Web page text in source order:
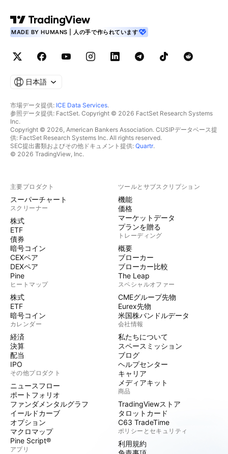
MADE BY HUMANS | 人の手で作られています
日本語
市場データ提供: ICE Data Services.
参照データ提供: FactSet. Copyright © 2026 FactSet Research Systems
Inc.
Copyright © 2026, American Bankers Association. CUSIPデータベース提
供: FactSet Research Systems Inc. All rights reserved.
SEC提出書類およびその他ドキュメント提供: Quartr.
© 2026 TradingView, Inc.
主要プロダクト
スーパーチャート
スクリーナー
株式
ETF
債券
暗号コイン
CEXペア
DEXペア
Pine
ヒートマップ
株式
ETF
暗号コイン
カレンダー
経済
決算
配当
IPO
その他プロダクト
ニュースフロー
ポートフォリオ
ファンダメンタルグラフ
イールドカーブ
オプション
マクロマップ
Pine Script®
アプリ
ツールとサブスクリプション
機能
価格
マーケットデータ
プランを贈る
トレーディング
概要
ブローカー
ブローカー比較
The Leap
スペシャルオファー
CMEグループ先物
Eurex先物
米国株バンドルデータ
会社情報
私たちについて
スペースミッション
ブログ
ヘルプセンター
キャリア
メディアキット
商品
TradingViewストア
タロットカード
C63 TradeTime
ポリシーとセキュリティ
利用規約